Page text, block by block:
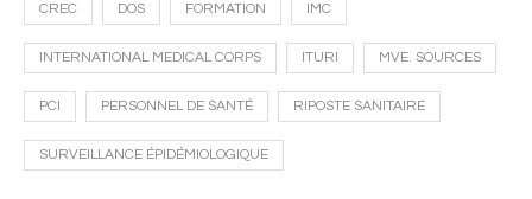
CREC DOS FORMATION IMC
INTERNATIONAL MEDICAL CORPS ITURI MVE. SOURCES
PCI PERSONNEL DE SANTÉ RIPOSTE SANITAIRE
SURVEILLANCE ÉPIDÉMIOLOGIQUE